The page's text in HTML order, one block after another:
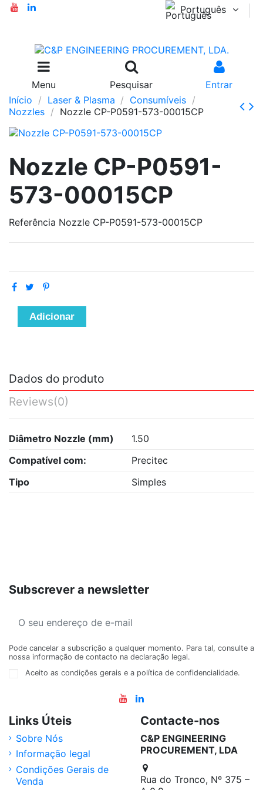
Português
Menu Pesquisar
Entrar
Início
Laser & Plasma
Consumíveis
Nozzles
Nozzle CP-P0591-573-00015CP
Nozzle CP-P0591-
573-00015CP
Referência Nozzle CP-P0591-573-00015CP
Adicionar
Dados do produto
Reviews(0)
Diâmetro Nozzle (mm)
1.50
Compatível com:
Precitec
Tipo
Simples
Subscrever a newsletter
Pode cancelar a subscrição a qualquer momento. Para tal, consulte a
nossa informação de contacto na declaração legal.
Aceito as condições gerais e a política de confidencialidade.
Links Úteis
Sobre Nós
Informação legal
Condições Gerais de
Venda
Contacte-nos
C&P ENGINEERING
PROCUREMENT, LDA
Rua do Tronco, Nº 375 –